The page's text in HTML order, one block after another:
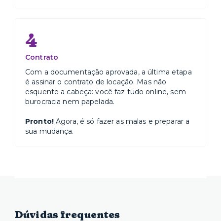
4
Contrato
Com a documentação aprovada, a última etapa
é assinar o contrato de locação. Mas não
esquente a cabeça: você faz tudo online, sem
burocracia nem papelada.
Pronto!Agora, é só fazer as malas e preparar a
sua mudança.
Dúvidas frequentes